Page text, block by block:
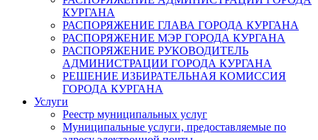
КУРГАНА
РАСПОРЯЖЕНИЕ ГЛАВА ГОРОДА КУРГАНА
РАСПОРЯЖЕНИЕ МЭР ГОРОДА КУРГАНА
РАСПОРЯЖЕНИЕ РУКОВОДИТЕЛЬ
АДМИНИСТРАЦИИ ГОРОДА КУРГАНА
РЕШЕНИЕ ИЗБИРАТЕЛЬНАЯ КОМИССИЯ
ГОРОДА КУРГАНА
Услуги
Реестр муниципальных услуг
Муниципальные услуги, предоставляемые по